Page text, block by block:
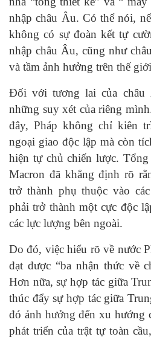
nhập châu Âu. Có thể nói,
không có sự đoàn kết tự
nhập châu Âu, cũng như
và tầm ảnh hưởng trên thế
Đối với tương lai của châu
những suy xét của riêng
đây, Pháp không chỉ kiên
ngoại giao độc lập mà còn
hiện tự chủ chiến lược.
Macron đã khẳng định rõ
trở thành phụ thuộc vào
phải trở thành một cực độc
các lực lượng bên ngoài.
Do đó, việc hiểu rõ về nước
đạt được “ba nhận thức về
Hơn nữa, sự hợp tác giữa
thúc đẩy sự hợp tác giữa
đó ảnh hưởng đến xu hướng
phát triển của trật tự toàn